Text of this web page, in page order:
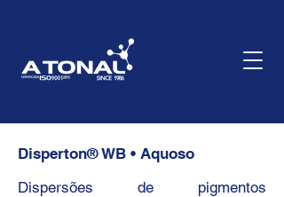
Disperton® WB • Aquoso
Dispersões de pigmentos